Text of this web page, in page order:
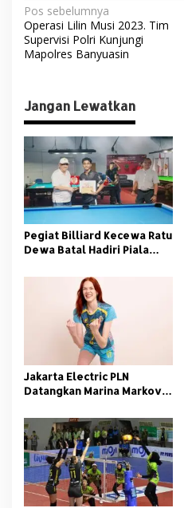
N
a
v
g
a
s
i
p
o
s
Pos sebelumnya
Operasi Lilin Musi 2023. Tim
Supervisi Polri Kunjungi
Mapolres Banyuasin
Jangan Lewatkan
Pegiat Billiard Kecewa Ratu
Dewa Batal Hadiri Piala
Jakarta Electric PLN
Datangkan Marina Markova,